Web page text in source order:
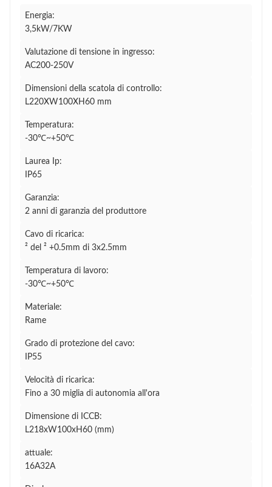
Energia:
3,5kW/7KW
Valutazione di tensione in ingresso:
AC200-250V
Dimensioni della scatola di controllo:
L220XW100XH60 mm
Temperatura:
-30℃~+50℃
Laurea Ip:
IP65
Garanzia:
2 anni di garanzia del produttore
Cavo di ricarica:
² del ² +0.5mm di 3x2.5mm
Temperatura di lavoro:
-30℃~+50℃
Materiale:
Rame
Grado di protezione del cavo:
IP55
Velocità di ricarica:
Fino a 30 miglia di autonomia all'ora
Dimensione di ICCB:
L218xW100xH60 (mm)
attuale:
16A32A